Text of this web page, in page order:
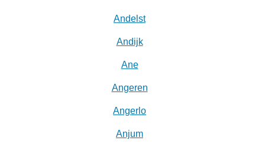
Andelst
Andijk
Ane
Angeren
Angerlo
Anjum